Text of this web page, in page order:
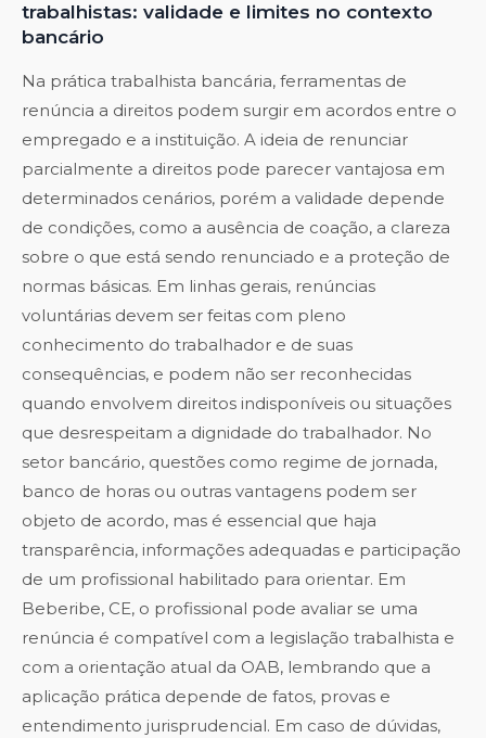
trabalhistas: validade e limites no contexto
bancário
Na prática trabalhista bancária, ferramentas de
renúncia a direitos podem surgir em acordos entre o
empregado e a instituição. A ideia de renunciar
parcialmente a direitos pode parecer vantajosa em
determinados cenários, porém a validade depende
de condições, como a ausência de coação, a clareza
sobre o que está sendo renunciado e a proteção de
normas básicas. Em linhas gerais, renúncias
voluntárias devem ser feitas com pleno
conhecimento do trabalhador e de suas
consequências, e podem não ser reconhecidas
quando envolvem direitos indisponíveis ou situações
que desrespeitam a dignidade do trabalhador. No
setor bancário, questões como regime de jornada,
banco de horas ou outras vantagens podem ser
objeto de acordo, mas é essencial que haja
transparência, informações adequadas e participação
de um profissional habilitado para orientar. Em
Beberibe, CE, o profissional pode avaliar se uma
renúncia é compatível com a legislação trabalhista e
com a orientação atual da OAB, lembrando que a
aplicação prática depende de fatos, provas e
entendimento jurisprudencial. Em caso de dúvidas,